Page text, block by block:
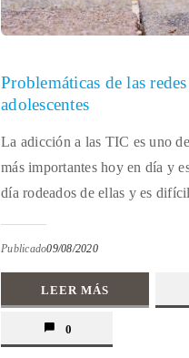
Problemáticas de las
adolescentes
La adicción a las TIC es uno
más importantes hoy en día y
día rodeados de ellas y es
Publicado09/08/2020
LEER MÁS
0